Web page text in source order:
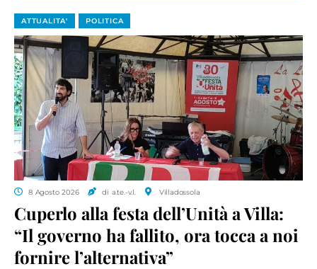
ATTUALITA' POLITICA
8 Agosto 2026 di a.te.-v.l. Villadossola
Cuperlo alla festa dell’Unità a Villa:
“Il governo ha fallito, ora tocca a noi
fornire l’alternativa”